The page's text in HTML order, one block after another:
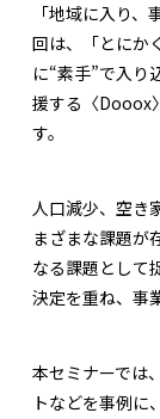
「地域に入り
回は、「とにか
に“素手”で入り
援する〈Dooox
す。
人口減少、空き
まざまな課題が
なる課題として
決定を重ね、事
本セミナーでは
トなどを事例に